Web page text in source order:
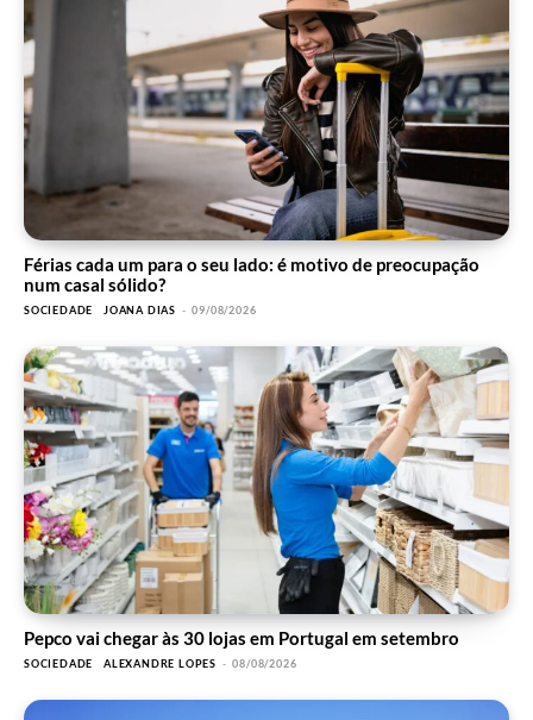
Férias cada um para o seu lado: é motivo de preocupação
num casal sólido?
SOCIEDADE JOANA DIAS - 09/08/2026
Pepco vai chegar às 30 lojas em Portugal em setembro
SOCIEDADE ALEXANDRE LOPES - 08/08/2026